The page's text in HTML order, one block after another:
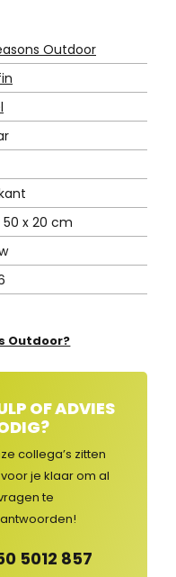
Outdoor
50 x 20 cm
Outdoor?
OF ADVIES
collega’s zitten
je klaar om al
te
5012 857